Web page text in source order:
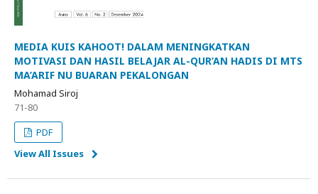
MEDIA KUIS KAHOOT! DALAM MENINGKATKAN
MOTIVASI DAN HASIL BELAJAR AL-QUR’AN HADIS DI MTS
MA’ARIF NU BUARAN PEKALONGAN
Mohamad Siroj
71-80
PDF
View All Issues